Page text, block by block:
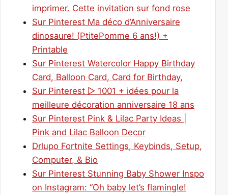
imprimer. Cette invitation sur fond rose
Sur Pinterest Ma déco d’Anniversaire
dinosaure! (PtitePomme 6 ans!) +
Printable
Sur Pinterest Watercolor Happy Birthday
Card, Balloon Card, Card for Birthday,
Sur Pinterest ▷ 1001 + idées pour la
meilleure décoration anniversaire 18 ans
Sur Pinterest Pink & Lilac Party Ideas |
Pink and Lilac Balloon Decor
Drlupo Fortnite Settings, Keybinds, Setup,
Computer, & Bio
Sur Pinterest Stunning Baby Shower Inspo
on Instagram: “Oh baby let’s flamingle!